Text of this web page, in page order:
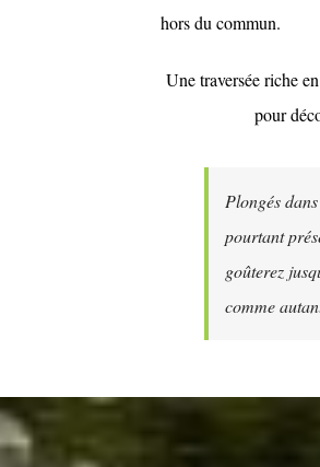
hors du commun.
Une traversée riche
pour
Plongés
pourtant
goûterez
comme